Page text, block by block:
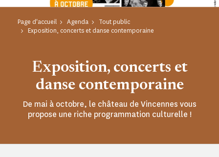
Page d'accueil Agenda
Tout public
Exposition, concerts et danse contemporaine
Exposition, concerts et
danse contemporaine
De mai à octobre, le château de Vincennes vous
propose une riche programmation culturelle !